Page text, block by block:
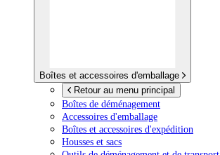
Boîtes et accessoires d'emballage
Retour au menu principal
Boîtes de déménagement
Accessoires d'emballage
Boîtes et accessoires d'expédition
Housses et sacs